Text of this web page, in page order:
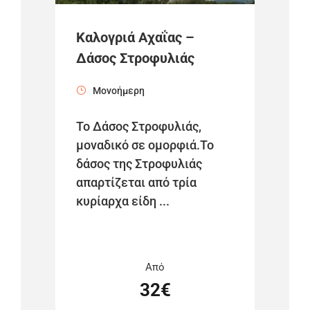
Καλογριά Αχαΐας –
Δάσος Στροφυλιάς
Μονοήμερη
Το Δάσος Στροφυλιάς,
μοναδικό σε ομορφιά.Το
δάσος της Στροφυλιάς
απαρτίζεται από τρία
κυρίαρχα είδη ...
Από
32€